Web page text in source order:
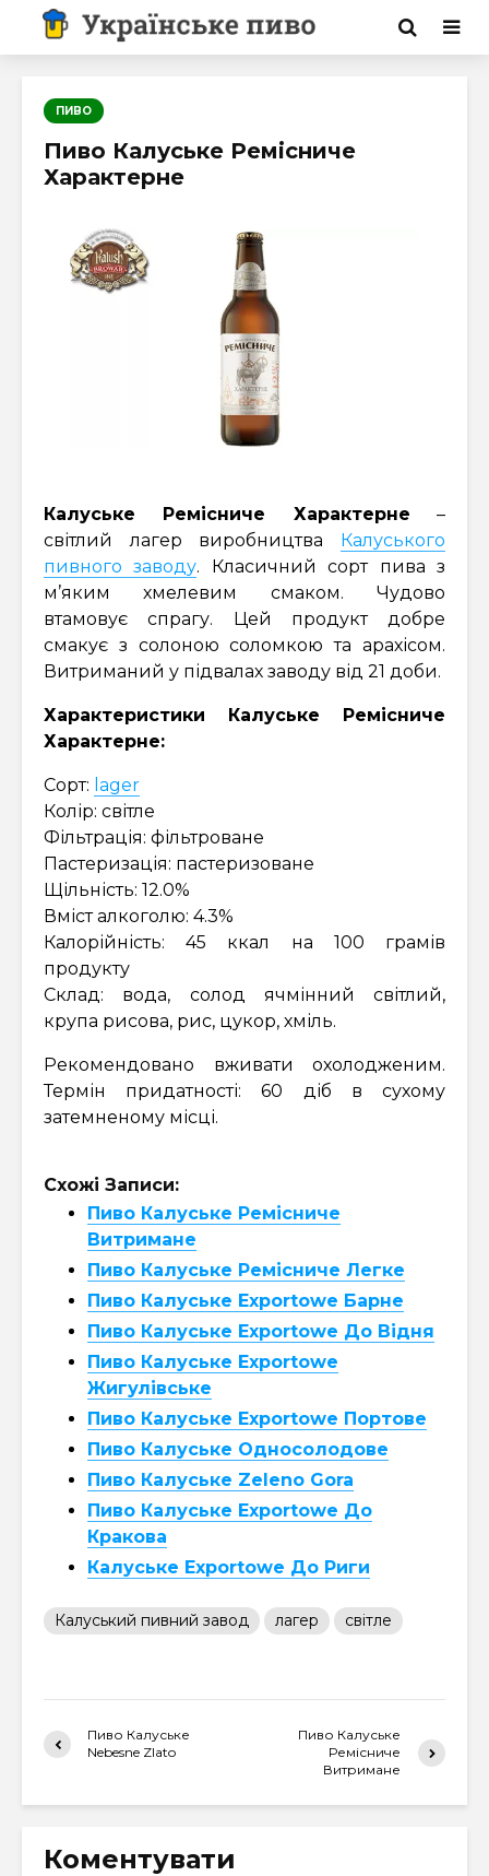
ПИВО
Пиво Калуське Ремісниче
Характерне
Калуське Ремісниче Характерне –
світлий лагер виробництва Калуського
пивного заводу. Класичний сорт пива з
м’яким хмелевим смаком. Чудово
втамовує спрагу. Цей продукт добре
смакує з солоною соломкою та арахісом.
Витриманий у підвалах заводу від 21 доби.
Характеристики Калуське Ремісниче
Характерне:
Сорт: lager
Колір: світле
Фільтрація: фільтроване
Пастеризація: пастеризоване
Щільність: 12.0%
Вміст алкоголю: 4.3%
Калорійність: 45 ккал на 100 грамів
продукту
Склад: вода, солод ячмінний світлий,
крупа рисова, рис, цукор, хміль.
Рекомендовано вживати охолодженим.
Термін придатності: 60 діб в сухому
затемненому місці.
Схожі Записи:
Пиво Калуське Ремісниче
Витримане
Пиво Калуське Ремісниче Легке
Пиво Калуське Exportowe Барне
Пиво Калуське Exportowe До Відня
Пиво Калуське Exportowe
Жигулівське
Пиво Калуське Exportowe Портове
Пиво Калуське Односолодове
Пиво Калуське Zeleno Gora
Пиво Калуське Exportowe До
Кракова
Калуське Exportowe До Риги
Калуський пивний завод лагер світле
Пиво Калуське
Nebesne Zlato
Пиво Калуське
Ремісниче
Витримане
Коментувати